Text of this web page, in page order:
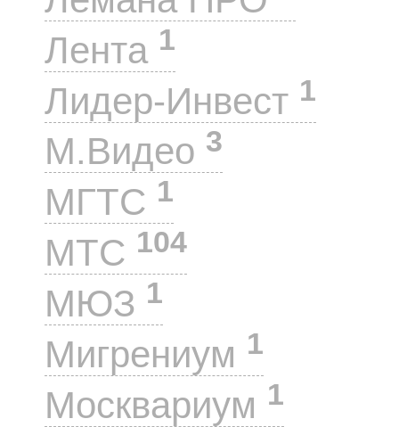
Лента 1
Лидер-Инвест 1
М.Видео 3
МГТС 1
МТС 104
МЮЗ 1
Мигрениум 1
Москвариум 1